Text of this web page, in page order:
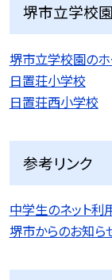
堺市立学校園
堺市立学校園の
日置荘小学校
日置荘西小学校
参考リンク
中学生のネット利
堺市からのお知ら